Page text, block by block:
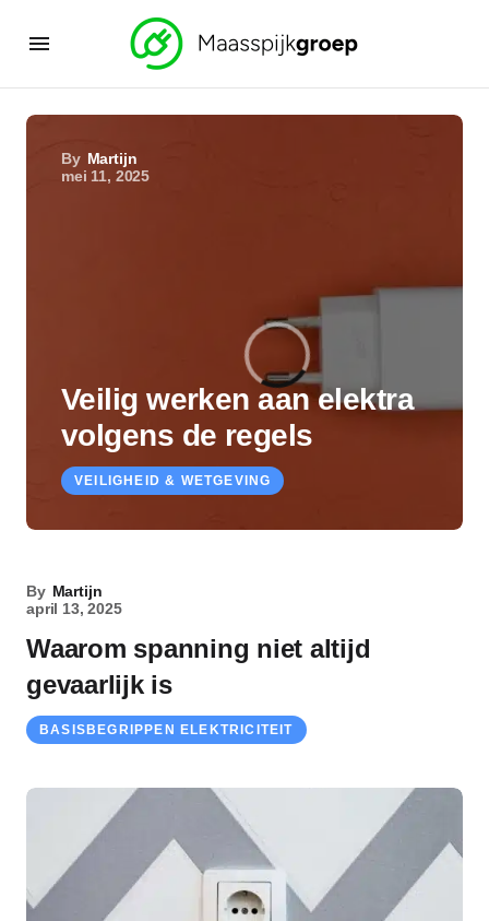
By Martijn
mei 11, 2025
Veilig werken aan elektra
volgens de regels
VEILIGHEID & WETGEVING
By Martijn
april 13, 2025
Waarom spanning niet altijd
gevaarlijk is
BASISBEGRIPPEN ELEKTRICITEIT